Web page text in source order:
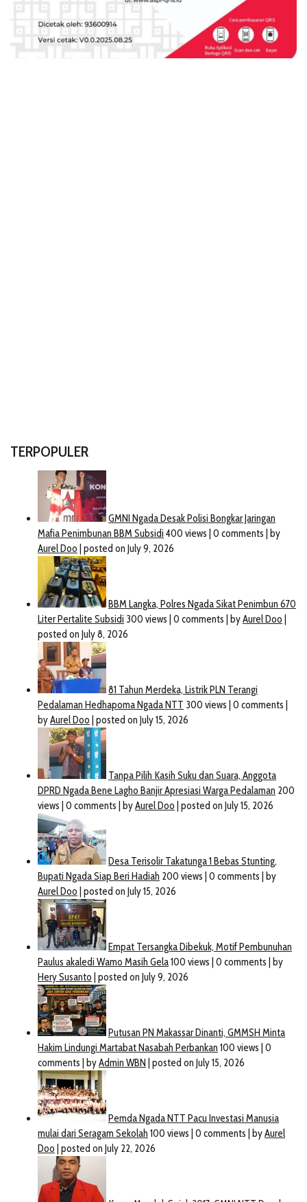
TERPOPULER